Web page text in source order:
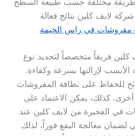
بطريقة مختلفة حسب طبيعة السطح
لايف كلين نتائج فعالة
مفروشات في راس الخيمة
كلين فريقاً متخصصاً لتحديد نوع
الأنسب لإزالتها بسرعة وكفاءة.
للحفاظ على نظافة المفروشات
كذلك، يمكن الاعتماد على
في الفجيرة من لايف كلين عند
معالجة البقع فوراً، لذلك